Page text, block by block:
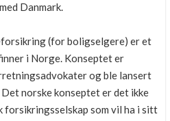
Danmark.
(for boligselgere) er et
i Norge. Konseptet er
og ble lansert
norske konseptet er det ikke
som vil ha i sitt